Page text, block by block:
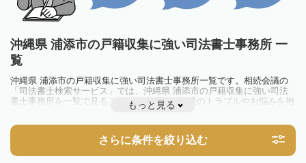
沖縄県 浦添市の戸籍収集に強い司法書士事務所 一
覧
沖縄県 浦添市の戸籍収集に強い司法書士事務所一覧です。相続会議の
「司法書士検索サービス」では、沖縄県 浦添市の戸籍収集に強い司法
書士事務所を一覧で見ることが出来ます。相続のトラブルやお悩みを抱
えている方は一度近隣の司法書士に相談してみましょう。
もっと見る
さらに条件を絞り込む